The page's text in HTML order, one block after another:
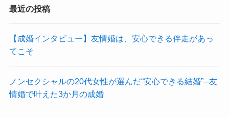
最近の投稿
【成婚インタビュー】友情婚は、安心できる伴走があっ
てこそ
ノンセクシャルの20代女性が選んだ“安心できる結婚”─友
情婚で叶えた3か月の成婚